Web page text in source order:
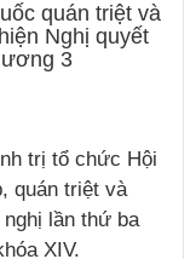
quán triệt và
Nghị quyết
3
trị tổ chức Hội
quán triệt và
lần thứ ba
XIV.